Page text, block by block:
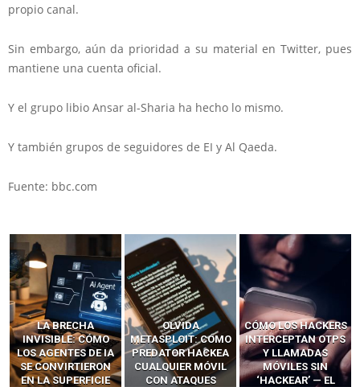
propio canal.
Sin embargo, aún da prioridad a su material en Twitter, pues
mantiene una cuenta oficial.
Y el grupo libio Ansar al-Sharia ha hecho lo mismo.
Y también grupos de seguidores de EI y Al Qaeda.
Fuente: bbc.com
LA BRECHA
INVISIBLE: CÓMO
LOS AGENTES DE IA
SE CONVIRTIERON
EN LA SUPERFICIE
OLVIDA
METASPLOIT: CÓMO
PREDATOR HACKEA
CUALQUIER MÓVIL
CON ATAQUES
CÓMO LOS HACKERS
INTERCEPTAN OTPS
Y LLAMADAS
MÓVILES SIN
‘HACKEAR’ — EL